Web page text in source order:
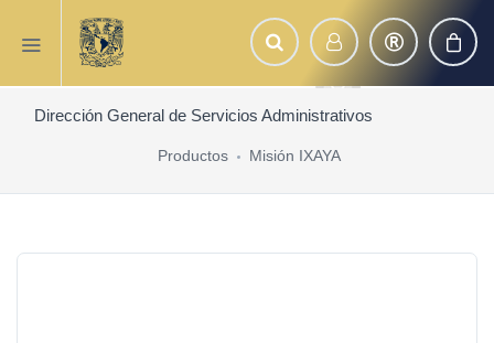
Dirección General de Servicios Administrativos
Productos Misión IXAYA